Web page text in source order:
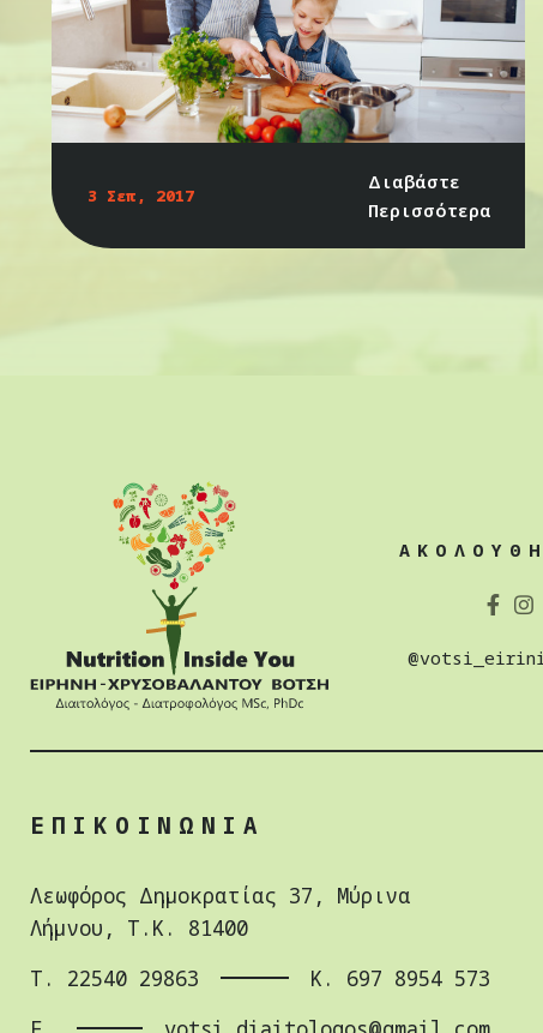
3 Σεπ, 2017
Διαβάστε
Περισσότερα
ΕΠΙΚΟΙΝΩΝΙΑ
Λεωφόρος Δημοκρατίας 37, Μύρινα
Λήμνου, Τ.Κ. 81400
Τ. 22540 29863
Κ. 697 8954 573